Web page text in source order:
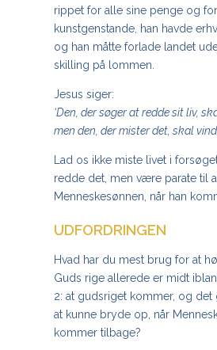
rippet for alle sine penge og
kunstgenstande, han havde
og han måtte forlade landet
skilling på lommen.
Jesus siger:
‘Den, der søger at redde sit liv,
men den, der mister det, skal
Lad os ikke miste livet i
redde det, men være parate til
Menneskesønnen, når han
UDFORDRINGEN
Hvad har du mest brug for at
Guds rige allerede er midt
2: at gudsriget kommer, og
at kunne bryde op, når
kommer tilbage?